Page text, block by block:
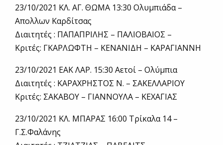
23/10/2021 ΚΛ. ΑΓ. ΘΩΜΑ 13:30 Ολυμπιάδα –
Απολλων Καρδίτσας
Διαιτητές : ΠΑΠΑΠΡΙΛΗΣ – ΠΑΛΙΟΒΑΙΟΣ –
Κριτές: ΓΚΑΡΛΩΦΤΗ – ΚΕΝΑΝΙΔΗ – ΚΑΡΑΓΙΑΝΝΗ
23/10/2021 ΕΑΚ ΛΑΡ. 15:30 Αετοί – Ολύμπια
Διαιτητές : ΚΑΡΑΧΡΗΣΤΟΣ Ν. – ΣΑΚΕΛΛΑΡΙΟΥ
Κριτές: ΣΑΚΑΒΟΥ – ΓΙΑΝΝΟΥΛΑ – ΚΕΧΑΓΙΑΣ
23/10/2021 ΚΛ. ΜΠΑΡΑΣ 16:00 Τρίκαλα 14 –
Γ.Σ.Φαλάνης